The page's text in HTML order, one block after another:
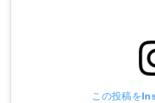
この投稿を